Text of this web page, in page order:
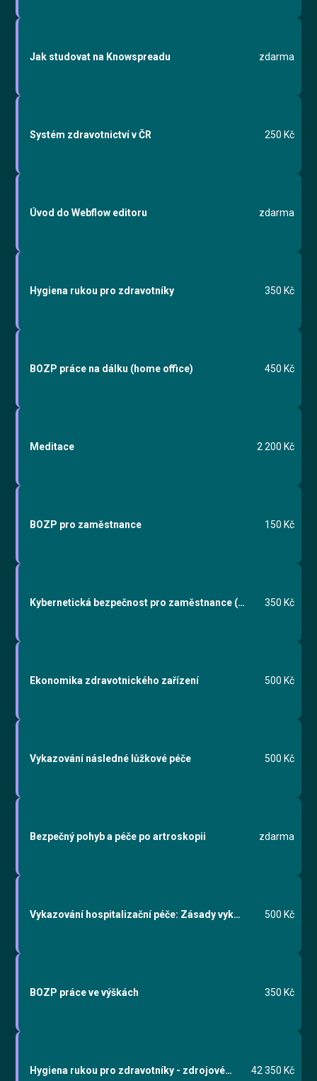
Jak studovat na Knowspreadu zdarma
Systém zdravotnictví v ČR 250 Kč
Úvod do Webflow editoru zdarma
Hygiena rukou pro zdravotníky 350 Kč
BOZP práce na dálku (home office) 450 Kč
Meditace 2 200 Kč
BOZP pro zaměstnance 150 Kč
Kybernetická bezpečnost pro zaměstnance (vyšší režim) 350 Kč
Ekonomika zdravotnického zařízení 500 Kč
Vykazování následné lůžkové péče 500 Kč
Bezpečný pohyb a péče po artroskopii zdarma
Vykazování hospitalizační péče: Zásady vykazování 500 Kč
BOZP práce ve výškách 350 Kč
Hygiena rukou pro zdravotníky - zdrojové materiály 42 350 Kč